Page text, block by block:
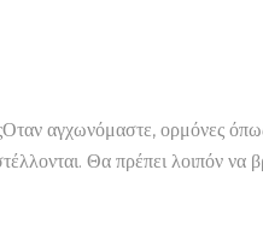
αγχωνόμαστε, ορμόνες
Θα πρέπει λοιπόν να